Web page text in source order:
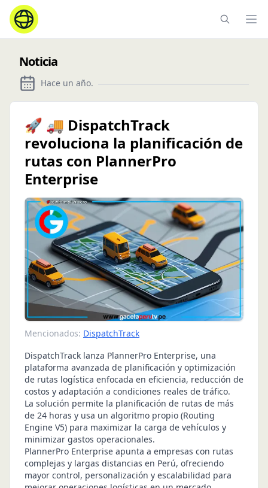
Noticia
Hace un año.
🚀 🚚 DispatchTrack
revoluciona la planificación de
rutas con PlannerPro
Enterprise
Mencionados: DispatchTrack
DispatchTrack lanza PlannerPro Enterprise, una
plataforma avanzada de planificación y optimización
de rutas logística enfocada en eficiencia, reducción de
costos y adaptación a condiciones reales de tráfico.
La solución permite la planificación de rutas de más
de 24 horas y usa un algoritmo propio (Routing
Engine V5) para maximizar la carga de vehículos y
minimizar gastos operacionales.
PlannerPro Enterprise apunta a empresas con rutas
complejas y largas distancias en Perú, ofreciendo
mayor control, personalización y escalabilidad para